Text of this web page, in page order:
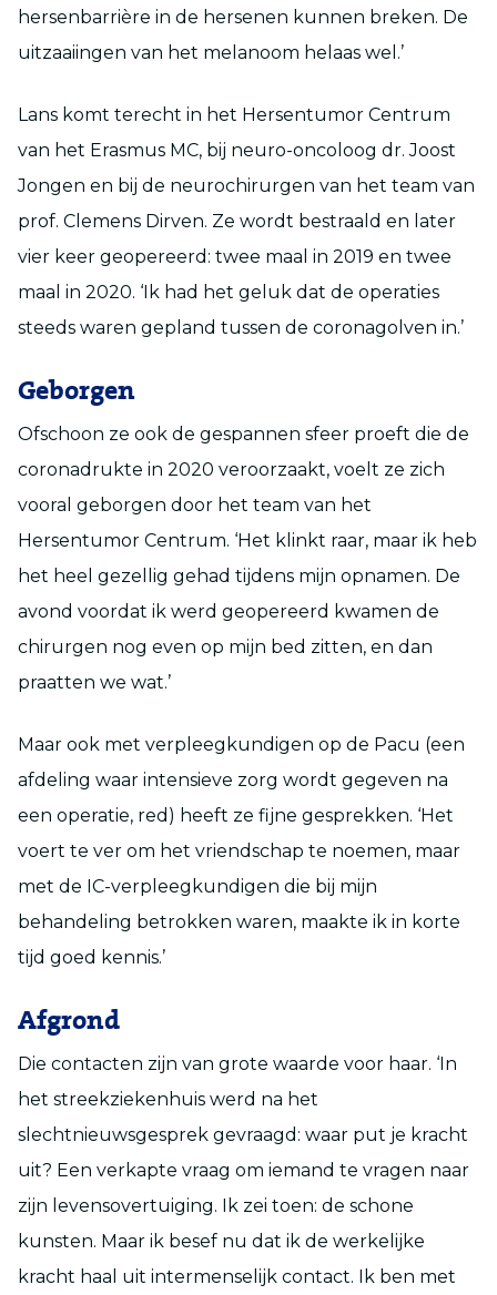
hersenbarrière in de hersenen kunnen breken. De
uitzaaiingen van het melanoom helaas wel.’
Lans komt terecht in het Hersentumor Centrum
van het Erasmus MC, bij neuro-oncoloog dr. Joost
Jongen en bij de neurochirurgen van het team van
prof. Clemens Dirven. Ze wordt bestraald en later
vier keer geopereerd: twee maal in 2019 en twee
maal in 2020. ‘Ik had het geluk dat de operaties
steeds waren gepland tussen de coronagolven in.’
Geborgen
Ofschoon ze ook de gespannen sfeer proeft die de
coronadrukte in 2020 veroorzaakt, voelt ze zich
vooral geborgen door het team van het
Hersentumor Centrum. ‘Het klinkt raar, maar ik heb
het heel gezellig gehad tijdens mijn opnamen. De
avond voordat ik werd geopereerd kwamen de
chirurgen nog even op mijn bed zitten, en dan
praatten we wat.’
Maar ook met verpleegkundigen op de Pacu (een
afdeling waar intensieve zorg wordt gegeven na
een operatie, red) heeft ze fijne gesprekken. ‘Het
voert te ver om het vriendschap te noemen, maar
met de IC-verpleegkundigen die bij mijn
behandeling betrokken waren, maakte ik in korte
tijd goed kennis.’
Afgrond
Die contacten zijn van grote waarde voor haar. ‘In
het streekziekenhuis werd na het
slechtnieuwsgesprek gevraagd: waar put je kracht
uit? Een verkapte vraag om iemand te vragen naar
zijn levensovertuiging. Ik zei toen: de schone
kunsten. Maar ik besef nu dat ik de werkelijke
kracht haal uit intermenselijk contact. Ik ben met